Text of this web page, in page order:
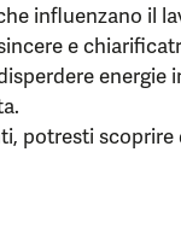
influenzano il
e
potresti